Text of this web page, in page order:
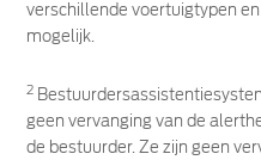
verschillende voertuigtypen
mogelijk.
2
geen vervanging van de
de bestuurder. Ze zijn geen